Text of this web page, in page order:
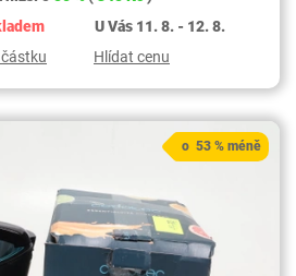
U Vás 11. 8. - 12. 8.
Hlídat cenu
o 53 % méně